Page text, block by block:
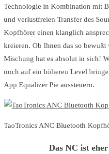
Technologie in Kombination mit
und verlustfreien Transfer des
Kopfhörer einen klanglich
kreieren. Ob Ihnen das so
Mischung hat es absolut in sich!
noch auf ein höheren Level
App Equalizer Pie aussteuern.
TaoTronics ANC Bluetooth
Das NC ist